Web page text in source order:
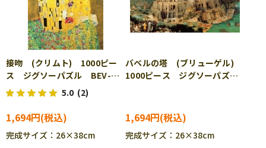
接吻 (クリムト) 1000ピー
ス ジグソーパズル BEV-
1000M-003
5.0 (2)
1,694円
完成サイズ：26×38cm
バベルの塔 (ブリューゲル)
1000ピース ジグソーパズ
1,694円
完成サイズ：26×38cm